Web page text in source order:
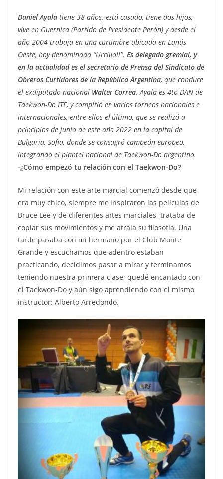
Daniel Ayala tiene 38 años, está casado, tiene dos hijos,
vive en Guernica (Partido de Presidente Perón) y desde el
año 2004 trabaja en una curtimbre ubicada en Lanús
Oeste, hoy denominada “Urciuoli”. Es delegado gremial, y
en la actualidad es el secretario de Prensa del Sindicato de
Obreros Curtidores de la República Argentina, que conduce
el exdiputado nacional Walter Correa. Ayala es 4to DAN de
Taekwon-Do ITF, y compitió en varios torneos nacionales e
internacionales, entre ellos el último, que se realizó a
principios de junio de este año 2022 en la capital de
Bulgaria, Sofia, donde se consagró campeón europeo,
integrando el plantel nacional de Taekwon-Do argentino.
-¿Cómo empezó tu relación con el Taekwon-Do?
Mi relación con este arte marcial comenzó desde que
era muy chico, siempre me inspiraron las películas de
Bruce Lee y de diferentes artes marciales, trataba de
copiar sus movimientos y me atraía su filosofía. Una
tarde pasaba con mi hermano por el Club Monte
Grande y escuchamos que adentro estaban
practicando, decidimos pasar a mirar y terminamos
teniendo nuestra primera clase; quedé encantado con
el Taekwon-Do y aún sigo aprendiendo con el mismo
instructor: Alberto Arredondo.